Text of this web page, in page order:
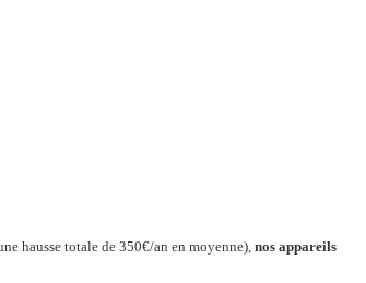
hausse totale de 350€/an en moyenne),nos appareils